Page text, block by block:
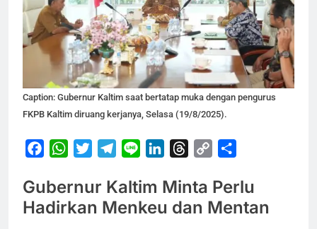
Caption: Gubernur Kaltim saat bertatap muka dengan pengurus
FKPB Kaltim diruang kerjanya, Selasa (19/8/2025).
FacebookWhatsApp
TwitterTelegram
Line LinkedInThreads
Copy
Gubernur Kaltim Minta Perlu
Hadirkan Menkeu dan Mentan